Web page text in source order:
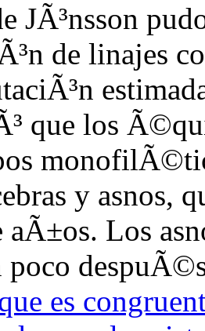
JÃ³nsson
de linajes
que los
y asnos,
Los
es